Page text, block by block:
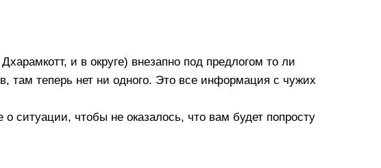
и в округе) внезапно под предлогом то ли
там теперь нет ни одного. Это все информация с чужих
ситуации, чтобы не оказалось, что вам будет попросту